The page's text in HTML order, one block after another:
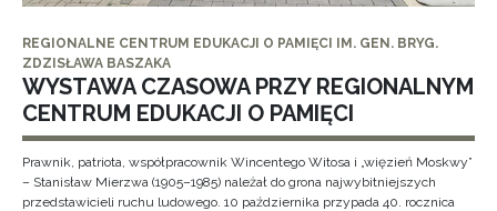
REGIONALNE CENTRUM EDUKACJI O PAMIĘCI IM. GEN. BRYG.
ZDZISŁAWA BASZAKA
WYSTAWA CZASOWA PRZY REGIONALNYM
CENTRUM EDUKACJI O PAMIĘCI
Prawnik, patriota, współpracownik Wincentego Witosa i „więzień Moskwy”
– Stanisław Mierzwa (1905–1985) należał do grona najwybitniejszych
przedstawicieli ruchu ludowego. 10 października przypada 40. rocznica